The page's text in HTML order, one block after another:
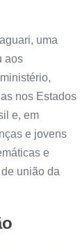
uma
aos
nos Estados
e, em
e jovens
e
união da